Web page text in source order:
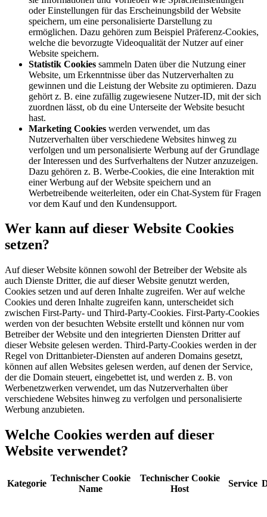
oder Einstellungen für das Erscheinungsbild der Website
speichern, um eine personalisierte Darstellung zu
ermöglichen. Dazu gehören zum Beispiel Präferenz-Cookies,
welche die bevorzugte Videoqualität der Nutzer auf einer
Website speichern.
Statistik Cookies sammeln Daten über die Nutzung einer
Website, um Erkenntnisse über das Nutzerverhalten zu
gewinnen und die Leistung der Website zu optimieren. Dazu
gehört z. B. eine zufällig zugewiesene Nutzer-ID, mit der sich
zuordnen lässt, ob du eine Unterseite der Website besucht
hast.
Marketing Cookies werden verwendet, um das
Nutzerverhalten über verschiedene Websites hinweg zu
verfolgen und um personalisierte Werbung auf der Grundlage
der Interessen und des Surfverhaltens der Nutzer anzuzeigen.
Dazu gehören z. B. Werbe-Cookies, die eine Interaktion mit
einer Werbung auf der Website speichern und an
Werbetreibende weiterleiten, oder ein Chat-System für Fragen
vor dem Kauf und den Kundensupport.
Wer kann auf dieser Website Cookies
setzen?
Auf dieser Website können sowohl der Betreiber der Website als
auch Dienste Dritter, die auf dieser Website genutzt werden,
Cookies setzen und auf deren Inhalte zugreifen. Wer auf welche
Cookies und deren Inhalte zugreifen kann, unterscheidet sich
zwischen First-Party- und Third-Party-Cookies. First-Party-Cookies
werden von der besuchten Website erstellt und können nur vom
Betreiber der Website und den integrierten Diensten Dritter auf
dieser Website gelesen werden. Third-Party-Cookies werden in der
Regel von Drittanbieter-Diensten auf anderen Domains gesetzt,
können auf allen Websites gelesen werden, auf denen der Service,
der die Domain steuert, eingebettet ist, und werden z. B. von
Werbenetzwerken verwendet, um das Nutzerverhalten über
verschiedene Websites hinweg zu verfolgen und personalisierte
Werbung anzubieten.
Welche Cookies werden auf dieser
Website verwendet?
Kategorie
Technischer Cookie
Name
Technischer Cookie
Host
Service